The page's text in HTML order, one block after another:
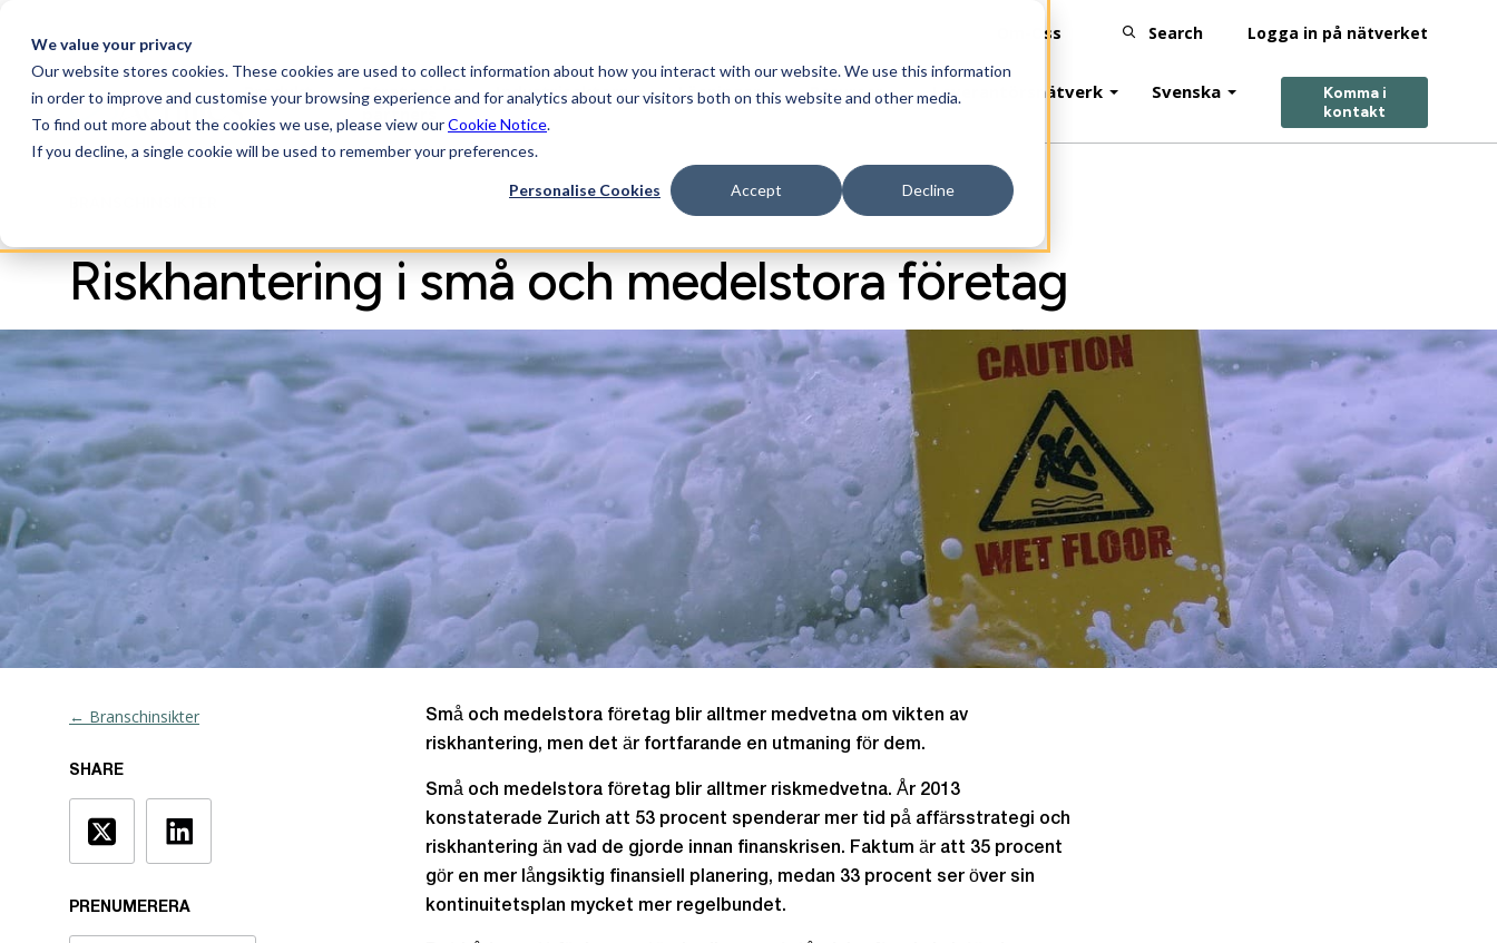
We value your privacy
Our website stores cookies. These cookies are used to collect information about how you interact with our website. We use this information
in order to improve and customise your browsing experience and for analytics about our visitors both on this website and other media.
To find out more about the cookies we use, please view ourCookie Notice.
If you decline, a single cookie will be used to remember your preferences.
Personalise Cookies Accept Decline
Om-Oss Search Logga in på nätverket
Produkt
Strategiska
partners
Industrisektorn Lösningar Resurser Leverantörsnätverk Svenska
Komma i
kontakt
Riskhantering i små och medelstora företag
← Branschinsikter
SHARE
PRENUMERERA
Små och medelstora företag blir alltmer medvetna om vikten av
riskhantering, men det är fortfarande en utmaning för dem.
Små och medelstora företag blir alltmer riskmedvetna. År 2013
konstaterade Zurich att 53 procent spenderar mer tid på affärsstrategi och
riskhantering än vad de gjorde innan finanskrisen. Faktum är att 35 procent
gör en mer långsiktig finansiell planering, medan 33 procent ser över sin
kontinuitetsplan mycket mer regelbundet.